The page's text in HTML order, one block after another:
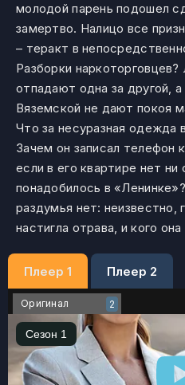
молодой парень подошел
замертво. Налицо все
– теракт в
Разборки
отпадают одна за другой,
Вяземской не дают покоя
Что за несуразная одежда
Зачем он записал телефон
если в его квартире нет ни
понадобилось в
раздумья нет: неизвестно,
настигла отрава, и кого
Плеер 1 Плеер 2
Оригинал 2